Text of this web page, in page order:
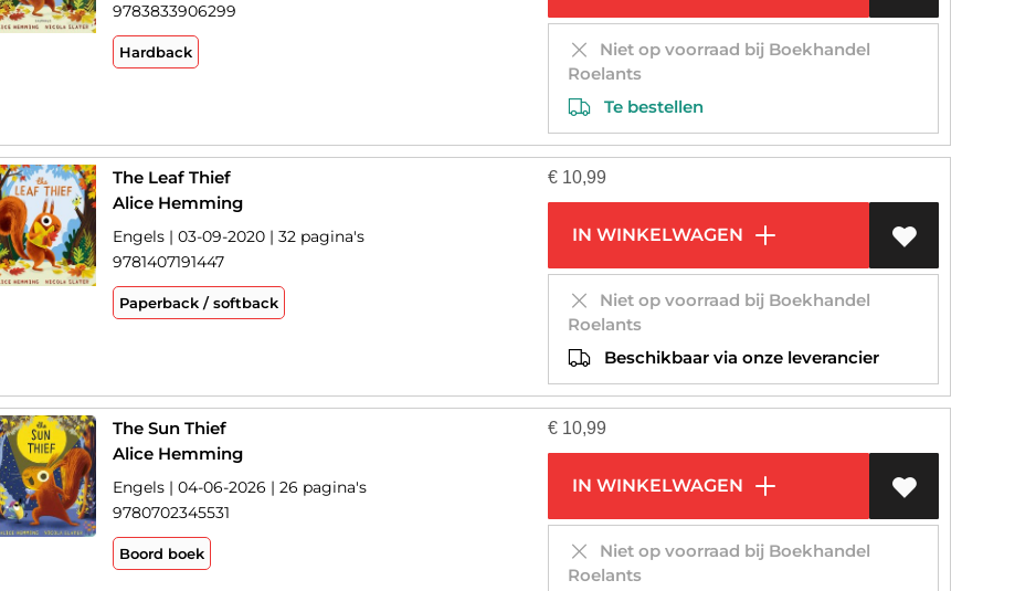
9783833906299
Hardback
Niet op voorraad bij Boekhandel
Roelants
Te bestellen
The Leaf Thief
Alice Hemming
Engels | 03-09-2020 | 32 pagina's
9781407191447
Paperback / softback
€ 10,99
IN WINKELWAGEN
Niet op voorraad bij Boekhandel
Roelants
Beschikbaar via onze leverancier
The Sun Thief
Alice Hemming
Engels | 04-06-2026 | 26 pagina's
9780702345531
Boord boek
€ 10,99
IN WINKELWAGEN
Niet op voorraad bij Boekhandel
Roelants